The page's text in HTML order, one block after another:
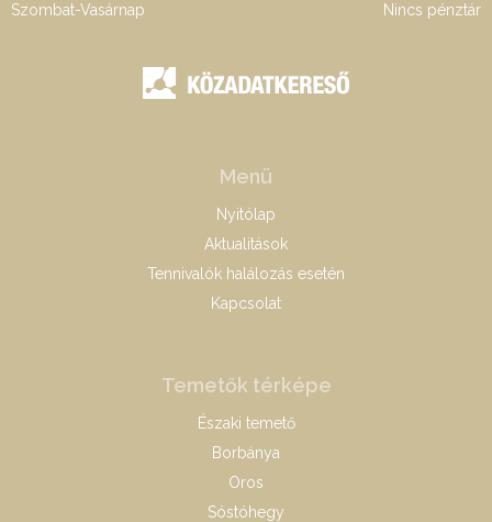
Szombat-Vasárnap
Nincs pénztár
Menü
Nyitólap
Aktualitások
Tennivalók halálozás esetén
Kapcsolat
Temetők térképe
Északi temető
Borbánya
Oros
Sóstóhegy